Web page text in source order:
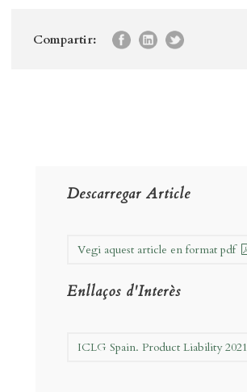
Compartir:
Descarregar Article
Vegi aquest article en format pdf
Enllaços d'Interès
ICLG Spain. Product Liability 2021